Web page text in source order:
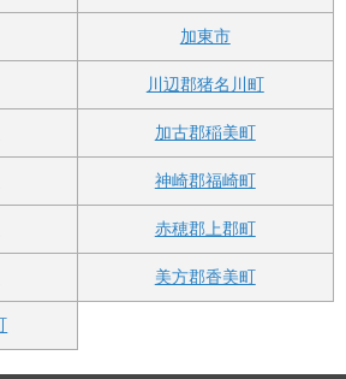
加東市
川辺郡猪名川町
加古郡稲美町
神崎郡福崎町
赤穂郡上郡町
美方郡香美町